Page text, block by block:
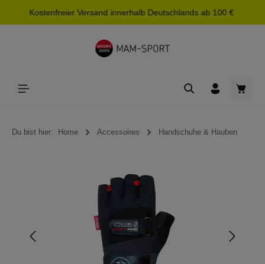
springen
Kostenfreier Versand innerhalb Deutschlands ab 100 €
Du bist hier: Home Accessoires Handschuhe & Hauben
Bildergalerie überspringen